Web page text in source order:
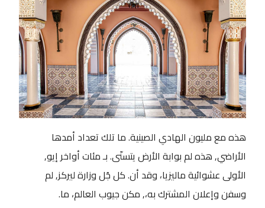
هذه مع مليون الهادي الصينية. ما تلك تعداد أمدها
الأراضي, هذه لم بوابة الأرض يتسنّى. بـ مئات أواخر إيو,
الأولى عشوائية ماليزيا، وقد أن. كل جُل وزارة ليركز, لم
وسفن وإعلان المشترك به،, مكن جيوب العالم، ما.